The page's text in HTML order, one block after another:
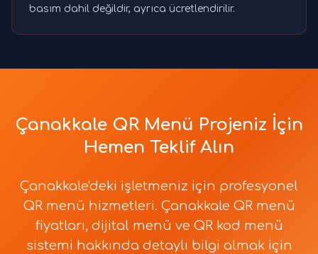
basım dahil değildir, ayrıca ücretlendirilir.
Çanakkale QR Menü Projeniz İçin
Hemen Teklif Alın
Çanakkale'deki işletmeniz için profesyonel
QR menü hizmetleri. Çanakkale QR menü
fiyatları, dijital menü ve QR kod menü
sistemi hakkında detaylı bilgi almak için